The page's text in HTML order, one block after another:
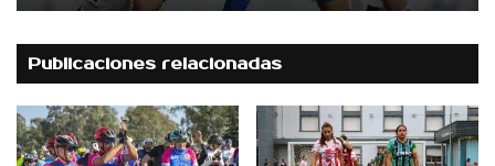
Publicaciones relacionadas